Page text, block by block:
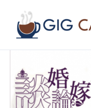
论
嫁,